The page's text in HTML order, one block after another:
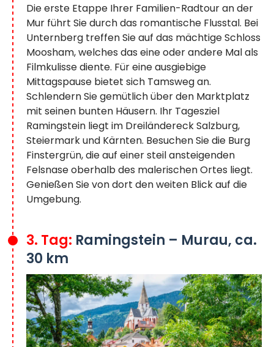
Die erste Etappe Ihrer Familien-Radtour an der
Mur führt Sie durch das romantische Flusstal. Bei
Unternberg treffen Sie auf das mächtige Schloss
Moosham, welches das eine oder andere Mal als
Filmkulisse diente. Für eine ausgiebige
Mittagspause bietet sich Tamsweg an.
Schlendern Sie gemütlich über den Marktplatz
mit seinen bunten Häusern. Ihr Tagesziel
Ramingstein liegt im Dreiländereck Salzburg,
Steiermark und Kärnten. Besuchen Sie die Burg
Finstergrün, die auf einer steil ansteigenden
Felsnase oberhalb des malerischen Ortes liegt.
Genießen Sie von dort den weiten Blick auf die
Umgebung.
3. Tag: Ramingstein – Murau, ca.
30 km